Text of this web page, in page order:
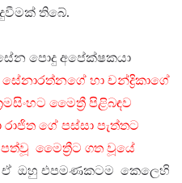
තිබේ.
පොදු අපේක්ෂකයා
සේනාරත්නගේ හා චන්ද්‍රිකාගේ
මෛත්‍රී පිළිබඳව
ගේ පස්සා පැත්තට
මෛත්‍රීට ගත වූයේ
ඒ ඔහු එපමණකටම කෙලෙහි